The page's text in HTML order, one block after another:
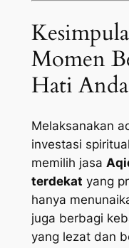
Momen
Hati Anda
Melaksanakan
investasi
memilih jasa
terdekat yang
hanya
juga berbagi
yang lezat dan